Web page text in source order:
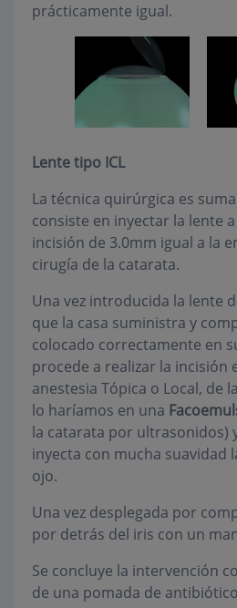
prácticamente igual.
Lente tipo ICL
La técnica quirúrgica es
consiste en inyectar la lente
incisión de 3.0mm igual a la
cirugía de la catarata.
Una vez introducida la lente
que la casa suministra y
colocado correctamente en
procede a realizar la incisión
anestesia Tópica o Local, de
lo haríamos en una
la catarata por ultrasonidos)
inyecta con mucha suavidad
ojo.
Una vez desplegada por
por detrás del iris con un
Se concluye la intervención
de una pomada de